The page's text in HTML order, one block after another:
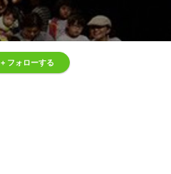
+ フォローする